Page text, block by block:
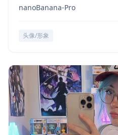
nanoBanana-Pro
头像/形象